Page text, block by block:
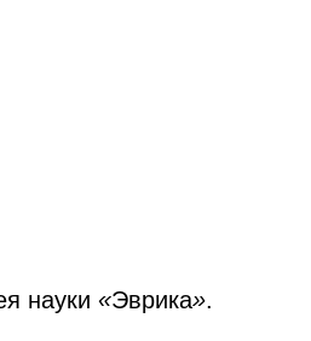
науки «Эврика».